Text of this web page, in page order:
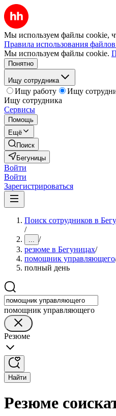
Мы используем файлы cookie,
Правила использования
Мы используем файлы cookie.
Понятно
Ищу сотрудника
Ищу работу
Ищу
Ищу сотрудника
Сервисы
Помощь
Ещё
Поиск
Бегуницы
Войти
Войти
Зарегистрироваться
Поиск сотрудников в
/
... /
резюме в Бегуницах/
помощник управляющего
полный день
помощник управляющего
Резюме
Найти
Резюме